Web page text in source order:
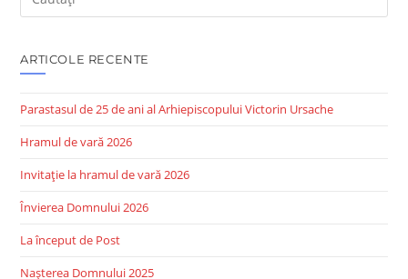
ARTICOLE RECENTE
Parastasul de 25 de ani al Arhiepiscopului Victorin Ursache
Hramul de vară 2026
Invitație la hramul de vară 2026
Învierea Domnului 2026
La început de Post
Nașterea Domnului 2025